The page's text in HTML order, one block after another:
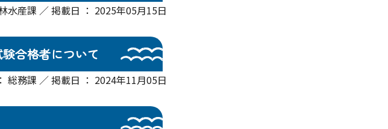
水産課 ／ 掲載日 ： 2025年05月15日
合格者について
総務課 ／ 掲載日 ： 2024年11月05日